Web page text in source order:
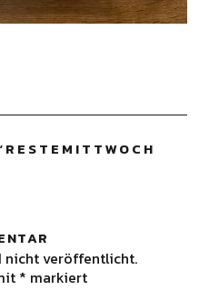
RESTEMITTWOCH
nicht veröffentlicht.
* markiert